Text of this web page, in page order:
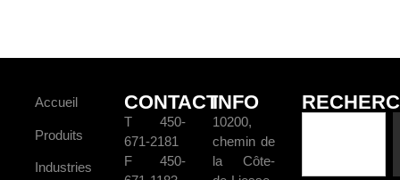
Accueil
Produits
Industries
CONTACT
T 450-
671-2181
F 450-
INFO
10200,
chemin de
la Côte-